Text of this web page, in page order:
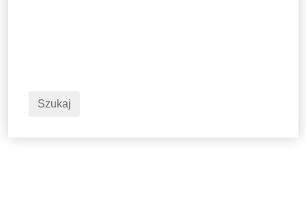
Szukaj